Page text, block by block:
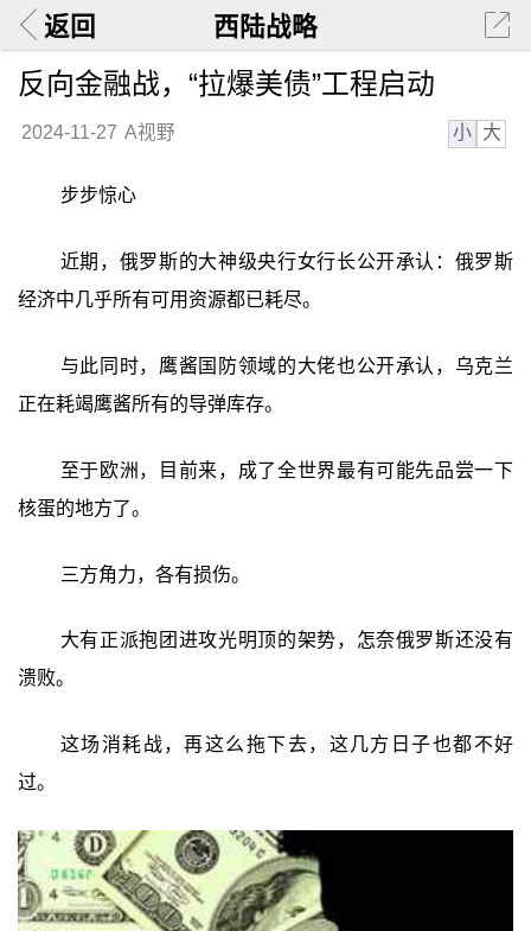
返回 西陆战略
反向金融战，“拉爆美债”工程启动
2024-11-27 A视野 小 大
步步惊心
近期，俄罗斯的大神级央行女行长公开承认：俄罗斯
经济中几乎所有可用资源都已耗尽。
与此同时，鹰酱国防领域的大佬也公开承认，乌克兰
正在耗竭鹰酱所有的导弹库存。
至于欧洲，目前来，成了全世界最有可能先品尝一下
核蛋的地方了。
三方角力，各有损伤。
大有正派抱团进攻光明顶的架势，怎奈俄罗斯还没有
溃败。
这场消耗战，再这么拖下去，这几方日子也都不好
过。